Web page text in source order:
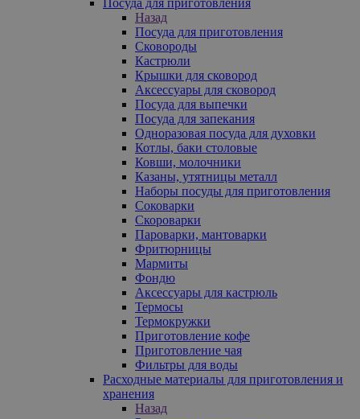
Назад
Посуда для приготовления
Сковороды
Кастрюли
Крышки для сковород
Аксессуары для сковород
Посуда для выпечки
Посуда для запекания
Одноразовая посуда для духовки
Котлы, баки столовые
Ковши, молочники
Казаны, утятницы металл
Наборы посуды для приготовления
Соковарки
Скороварки
Пароварки, мантоварки
Фритюрницы
Мармиты
Фондю
Аксессуары для кастрюль
Термосы
Термокружки
Приготовление кофе
Приготовление чая
Фильтры для воды
Расходные материалы для приготовления и
хранения
Назад